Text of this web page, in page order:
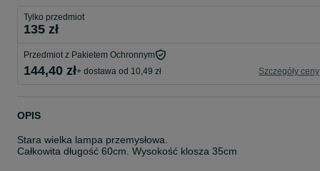
Tylko przedmiot
135 zł
Przedmiot z Pakietem Ochronnym
144,40 zł+ dostawa od 10,49 zł Szczegóły ceny
OPIS
Stara wielka lampa przemysłowa.
Całkowita długość 60cm. Wysokość klosza 35cm